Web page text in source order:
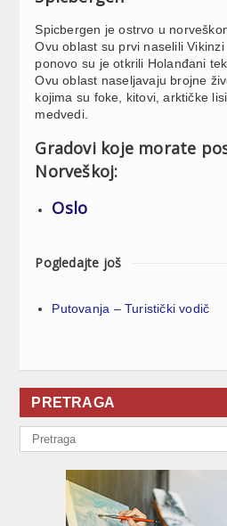
Spicbergen je ostrvo u
Ovu oblast su prvi naselili
ponovo su je otkrili Holanđani
Ovu oblast naseljavaju brojne
kojima su foke, kitovi, arktičke
medvedi.
Gradovi koje morate
Norveškoj:
Oslo
Pogledajte još
Putovanja – Turistički vodič
PRETRAGA